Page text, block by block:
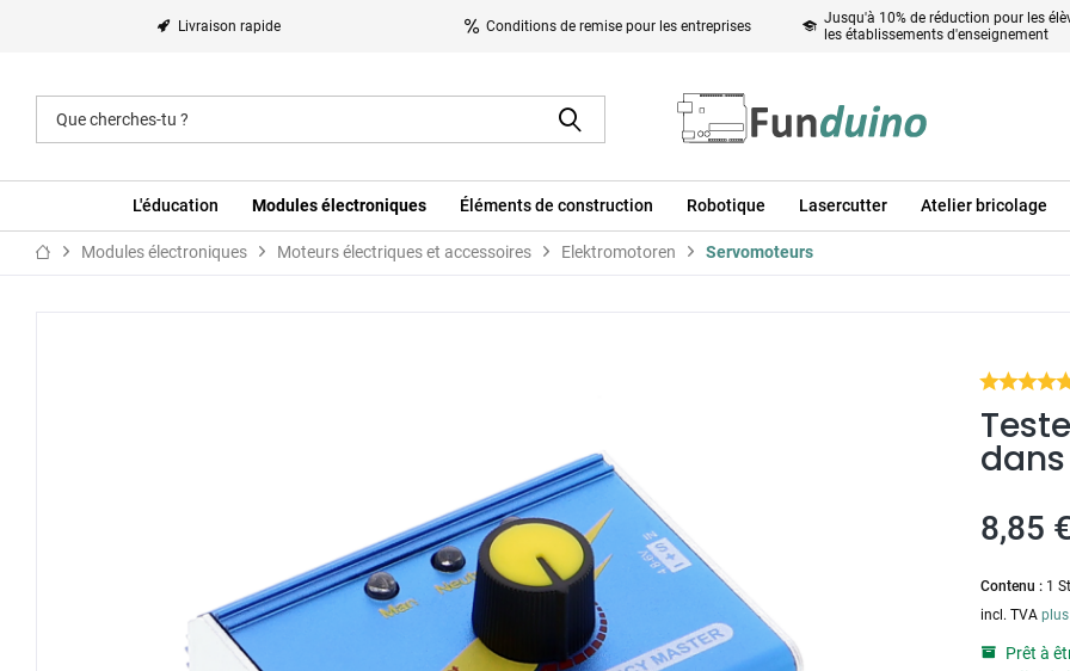
Livraison rapide Conditions de remise pour les entreprises
Jusqu'à 10% de réduction pour les
les établissements d'enseignement
L'éducation Modules électroniques Éléments de construction Robotique Lasercutter Atelier bricolage
Modules électroniques Moteurs électriques et accessoires Elektromotoren Servomoteurs
8,85
Contenu : 1
incl. TVA
Prêt à